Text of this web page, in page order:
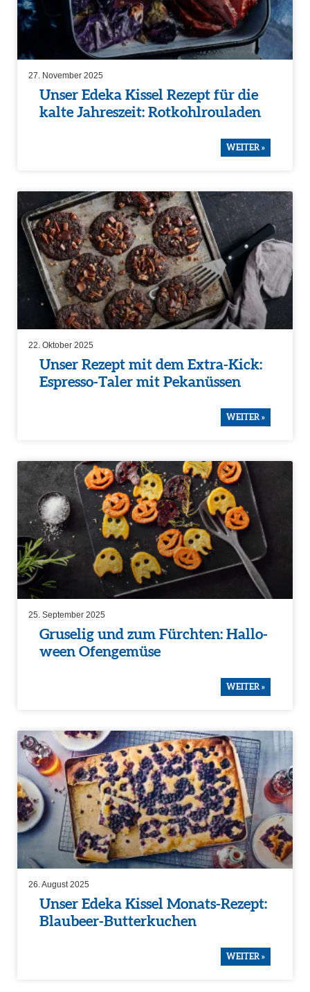
Unser Edeka Kissel Rezept für die
kalte Jahres­zeit: Rotkohl­rou­laden
WEITER »
27. November 2025
Unser Rezept mit dem Extra-Kick:
Espresso-Taler mit Pekanüssen
WEITER »
22. Oktober 2025
Gruselig und zum Fürchten: Hallo­
ween Ofenge­müse
WEITER »
25. September 2025
Unser Edeka Kissel Monats-Rezept:
Blaubeer-Butter­ku­chen
WEITER »
26. August 2025